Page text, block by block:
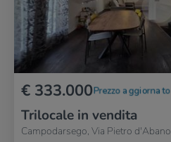
€ 333.000Prezzo aggiornato
Trilocale in vendita
Campodarsego, Via Pietro d'Abano